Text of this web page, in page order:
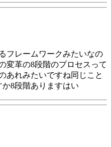
フレームワークみたいなの
変革の8段階のプロセスって
あれみたいですね同じこと
8段階ありますはい